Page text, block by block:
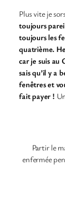
Plus vite je
toujours
toujours les
quatrième.
car je suis au
sais qu’il y a
fenêtres et
fait payer !
Partir le
enfermée